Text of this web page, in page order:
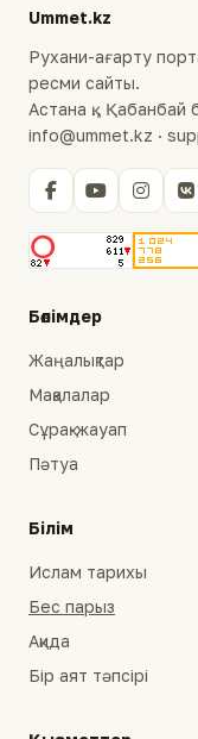
Ummet.kz
Рухани-ағарту
ресми сайты.
Астана қ.,
info@ummet.kz ·
Бөлімдер
Жаңалықтар
Мақалалар
Сұрақ-жауап
Пәтуа
Білім
Ислам тарихы
Бес парыз
Ақида
Бір аят тәпсірі